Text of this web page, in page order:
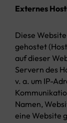
Externes
Diese
gehostet
auf dieser
Servern des
v. a. um IP-
Namen,
eine Website